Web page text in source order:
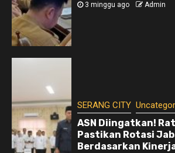
3 minggu ago Admin
SERANG CITY
ASN Diingatkan!
Pastikan Rotasi
Berdasarkan